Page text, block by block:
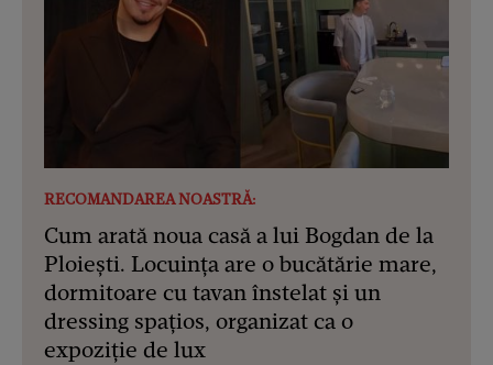
RECOMANDAREA NOASTRĂ:
Cum arată noua casă a lui Bogdan de la
Ploiești. Locuința are o bucătărie mare,
dormitoare cu tavan înstelat și un
dressing spațios, organizat ca o
expoziție de lux